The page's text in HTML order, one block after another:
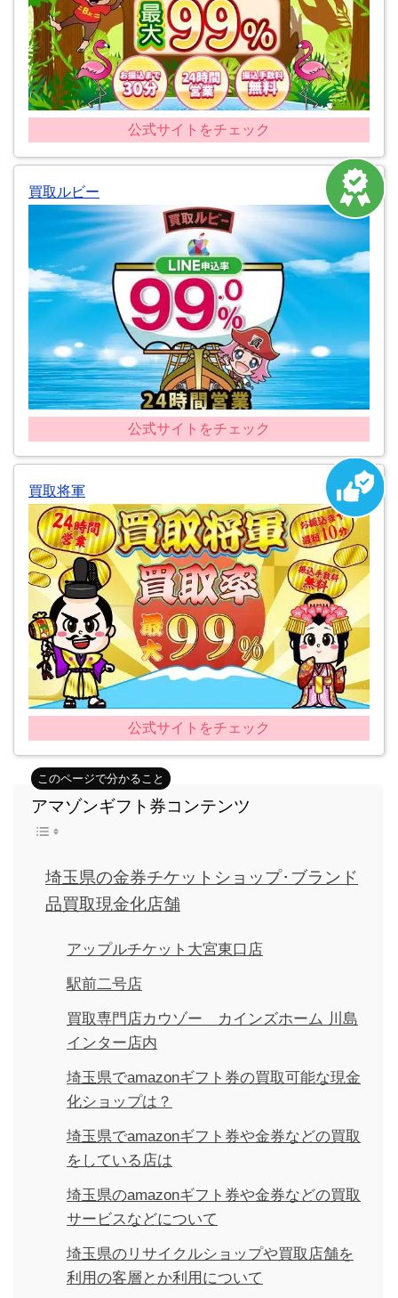
公式サイトをチェック
買取ルビー
公式サイトをチェック
買取将軍
公式サイトをチェック
アマゾンギフト券コンテンツ
埼玉県の金券チケットショップ･ブランド
品買取現金化店舗
アップルチケット大宮東口店
駅前二号店
買取専門店カウゾー カインズホーム 川島
インター店内
埼玉県でamazonギフト券の買取可能な現金
化ショップは？
埼玉県でamazonギフト券や金券などの買取
をしている店は
埼玉県のamazonギフト券や金券などの買取
サービスなどについて
埼玉県のリサイクルショップや買取店舗を
利用の客層とか利用について